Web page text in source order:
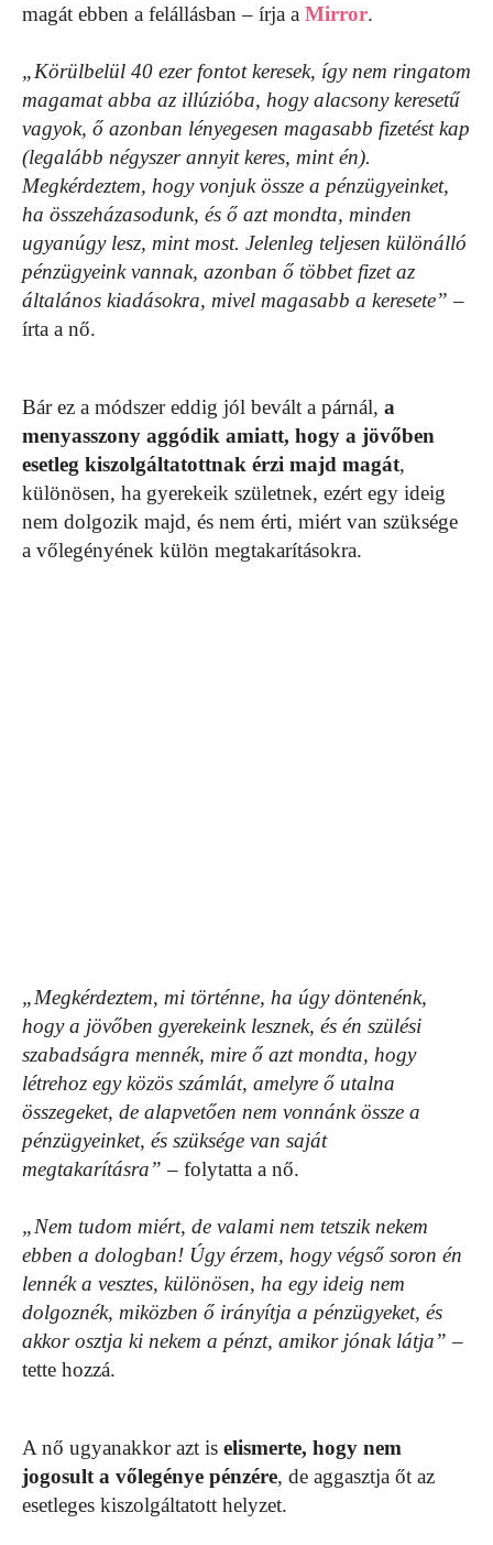
magát ebben a felállásban – írja a Mirror.
„Körülbelül 40 ezer fontot keresek, így nem ringatom
magamat abba az illúzióba, hogy alacsony keresetű
vagyok, ő azonban lényegesen magasabb fizetést kap
(legalább négyszer annyit keres, mint én).
Megkérdeztem, hogy vonjuk össze a pénzügyeinket,
ha összeházasodunk, és ő azt mondta, minden
ugyanúgy lesz, mint most. Jelenleg teljesen különálló
pénzügyeink vannak, azonban ő többet fizet az
általános kiadásokra, mivel magasabb a keresete” –
írta a nő.
Bár ez a módszer eddig jól bevált a párnál, a
menyasszony aggódik amiatt, hogy a jövőben
esetleg kiszolgáltatottnak érzi majd magát,
különösen, ha gyerekeik születnek, ezért egy ideig
nem dolgozik majd, és nem érti, miért van szüksége
a vőlegényének külön megtakarításokra.
„Megkérdeztem, mi történne, ha úgy döntenénk,
hogy a jövőben gyerekeink lesznek, és én szülési
szabadságra mennék, mire ő azt mondta, hogy
létrehoz egy közös számlát, amelyre ő utalna
összegeket, de alapvetően nem vonnánk össze a
pénzügyeinket, és szüksége van saját
megtakarításra” – folytatta a nő.
„Nem tudom miért, de valami nem tetszik nekem
ebben a dologban! Úgy érzem, hogy végső soron én
lennék a vesztes, különösen, ha egy ideig nem
dolgoznék, miközben ő irányítja a pénzügyeket, és
akkor osztja ki nekem a pénzt, amikor jónak látja” –
tette hozzá.
A nő ugyanakkor azt is elismerte, hogy nem
jogosult a vőlegénye pénzére, de aggasztja őt az
esetleges kiszolgáltatott helyzet.